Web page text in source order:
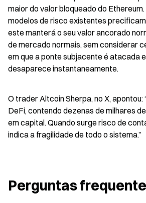
maior do valor bloqueado do
modelos de risco existentes precificam
este manterá o seu valor ancorado
de mercado normais, sem considerar
em que a ponte subjacente é atacada
desaparece instantaneamente.
O trader Altcoin Sherpa, no X, apontou:
DeFi, contendo dezenas de milhares
em capital. Quando surge risco de
indica a fragilidade de todo o sistema.”
Perguntas